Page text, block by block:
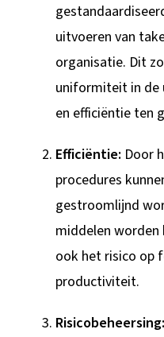
uitvoeren van
organisatie. Dit
uniformiteit in
en efficiëntie ten
Efficiëntie:Door
procedures
gestroomlijnd
middelen
ook het risico op
productiviteit.
Risicobeheersing: